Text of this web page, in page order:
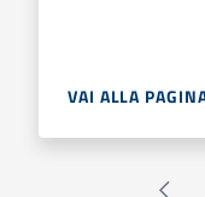
VAI ALLA